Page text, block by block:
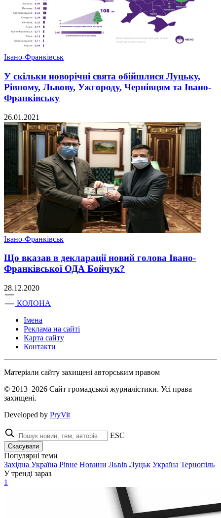
Івано-Франківськ
У скільки новорічні свята обійшлися Луцьку,
Рівному, Львову, Ужгороду, Чернівцям та Івано-
Франківську
26.01.2021
Івано-Франківськ
Що вказав в декларації новий голова Івано-
Франківської ОДА Бойчук?
28.12.2020
КОЛОНА
Імена
Реклама на сайті
Карта сайту
Контакти
Матеріали сайту захищені авторським правом
© 2013–2026 Сайт громадської журналістики. Усі права
захищені.
Developed by PryVit
ESC
Скасувати
Популярні теми
Західна Україна Рівне Новини Львів Луцьк Україна Тернопіль
У тренді зараз
1